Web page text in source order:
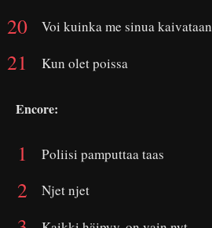
Voi kuinka me sinua kaivataan
Kun olet poissa
Encore:
Poliisi pamputtaa taas
Njet njet